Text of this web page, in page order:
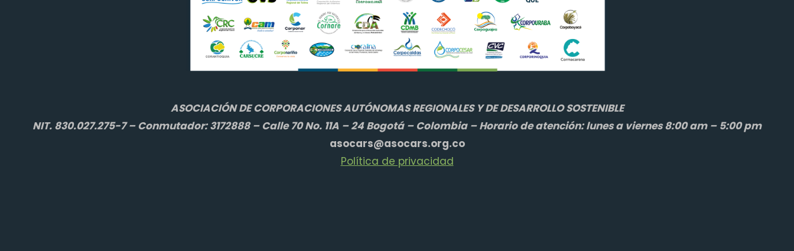
ASOCIACIÓN DE CORPORACIONES AUTÓNOMAS REGIONALES Y DE DESARROLLO SOSTENIBLE
NIT. 830.027.275-7 – Conmutador: 3172888 – Calle 70 No. 11A – 24 Bogotá – Colombia – Horario de atención: lunes a viernes 8:00 am – 5:00 pm
asocars@asocars.org.co
Política de privacidad